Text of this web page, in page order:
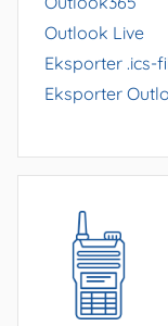
Outlook Live
Eksporter .ics-
Eksporter